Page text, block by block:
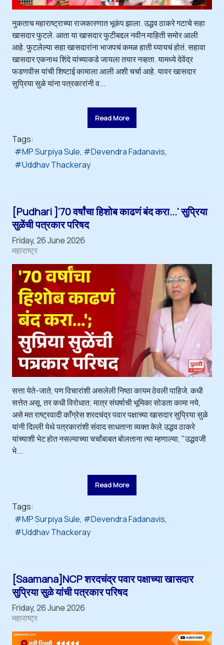
नुकताच महाराष्ट्राच्या राजकारणात भूकंप झाला. उद्धव ठाकरे गटाचे सहा
खासदार फुटले. आता या खासदार फुटीबद्दल नवीन माहिती समोर आली
आहे. फुटलेल्या सहा खासदारांना भाजपचं कमळ हाती घ्यायचं होतं. सहावा
खासदार एकनाथ शिंदे यांच्याकडे जायला तयार नव्हता. यामध्ये देवेंद्र
फडणवीस यांची शिष्टाई कामाला आली अशी चर्चा आहे. यावर खासदार
सुप्रिया सुळे यांना पत्रकारांनी व...
Read More
Tags:
MP Surpiya Sule
Devendra Fadanavis
Uddhav Thackeray
[Pudhari ]'70 वर्षांचा हिशोब काढणं बंद करा...' सुप्रिया
सुळेंची पत्रकार परिषद
Friday, 26 June 2026
महाराष्ट्र
सत्ता येते-जाते, पण विचारांशी असलेली निष्ठा कायम ठेवली पाहिजे. कधी
सत्तेत असू, तर कधी विरोधात; मात्र संघर्षाची भूमिका सोडता कामा नये,
असे मत राष्ट्रवादी काँग्रेस शरदचंद्र पवार पक्षाच्या खासदार सुप्रिया सुळे
यांनी दिल्ली येथे पत्रकारांशी संवाद साधताना व्यक्त केले.उद्धव ठाकरे
यांच्याशी भेट होत नसल्याच्या चर्चांबाबत बोलताना त्या म्हणाल्या, "उद्धवजी
भे...
Read More
Tags:
MP Surpiya Sule
Devendra Fadanavis
Uddhav Thackeray
[Saamana]NCP शरदचंद्र पवार पक्षाच्या खासदार
सुप्रिया सुळे यांची पत्रकार परिषद
Friday, 26 June 2026
महाराष्ट्र